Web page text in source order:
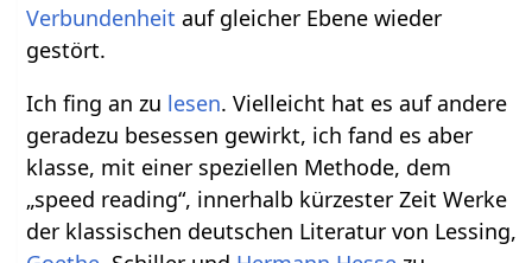
Verbundenheit auf gleicher Ebene wieder
gestört.
Ich fing an zu lesen. Vielleicht hat es auf andere
geradezu besessen gewirkt, ich fand es aber
klasse, mit einer speziellen Methode, dem
„speed reading“, innerhalb kürzester Zeit Werke
der klassischen deutschen Literatur von Lessing,